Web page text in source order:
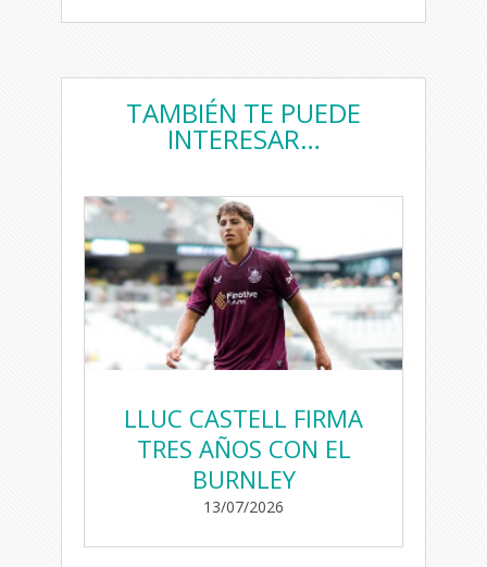
TAMBIÉN TE PUEDE
INTERESAR…
LLUC CASTELL FIRMA
TRES AÑOS CON EL
BURNLEY
13/07/2026